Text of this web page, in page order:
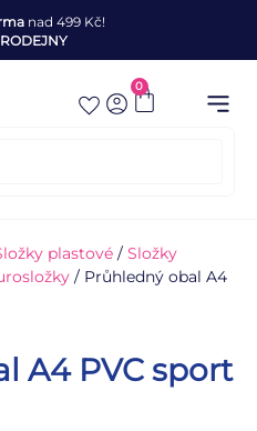
nad 499 Kč!
0
plastové / Složky
/ Průhledný obal A4
A4 PVC sport